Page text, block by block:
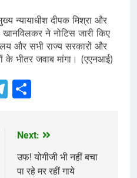
न्यायाधीश दीपक मिश्रा और
खानविलकर ने नोटिस जारी किए
और सभी राज्य सरकारों और
के भीतर जवाब मांगा। (एएनआई)
Telegram
Next:
उफ! योगीजी भी नहीं बचा
पा रहे मर रहीं गाये